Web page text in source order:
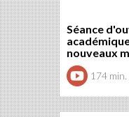
Séance
nouveaux
174 min.